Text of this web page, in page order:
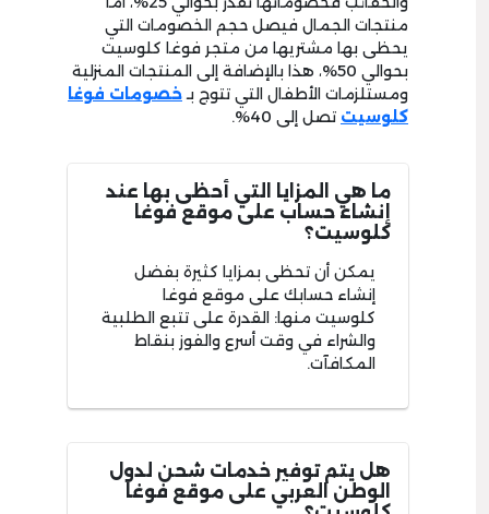
منتجات الجمال فيصل حجم الخصومات التي
يحظى بها مشتريها من متجر فوغا كلوسيت
بحوالي 50%، هذا بالإضافة إلى المنتجات المنزلية
ومستلزمات الأطفال التي تتوج بـخصومات فوغا
كلوسيت تصل إلى 40%.
ما هي المزايا التي أحظى بها عند
إنشاء حساب على موقع فوغا
كلوسيت؟
يمكن أن تحظى بمزايا كثيرة بفضل
إنشاء حسابك على موقع فوغا
كلوسيت منها: القدرة على تتبع الطلبية
والشراء في وقت أسرع والفوز بنقاط
المكافآت.
هل يتم توفير خدمات شحن لدول
الوطن العربي على موقع فوغا